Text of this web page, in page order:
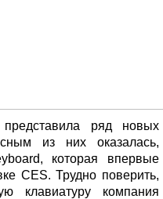
ряд новых
из них оказалась,
которая впервые
CES. Трудно поверить,
клавиатуру компания